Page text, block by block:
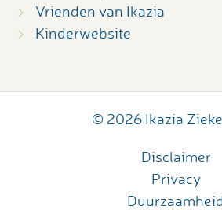
Vrienden van Ikazia
Kinderwebsite
© 2026 Ikazia
Disclaimer
Privacy
Duurzaamheid